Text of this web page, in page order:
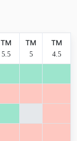
ТМ
5.5
ТМ
5
ТМ
4.5